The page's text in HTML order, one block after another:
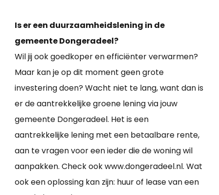
Is er een duurzaamheidslening in de
gemeente Dongeradeel?
Wil jij ook goedkoper en efficiënter verwarmen?
Maar kan je op dit moment geen grote
investering doen? Wacht niet te lang, want dan is
er de aantrekkelijke groene lening via jouw
gemeente Dongeradeel. Het is een
aantrekkelijke lening met een betaalbare rente,
aan te vragen voor een ieder die de woning wil
aanpakken. Check ook www.dongeradeel.nl. Wat
ook een oplossing kan zijn: huur of lease van een